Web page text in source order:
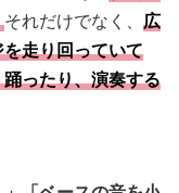
それだけでなく、 広
走り回っていて
ったり、演奏する